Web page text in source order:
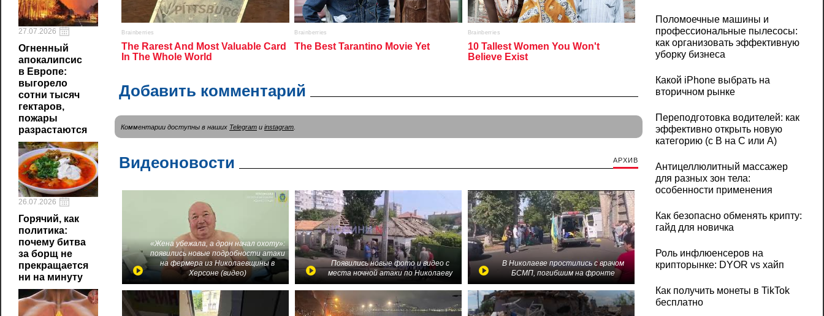
27.07.2026
Огненный
апокалипсис
в Европе:
выгорело
сотни тысяч
гектаров,
пожары
разрастаются
26.07.2026
Горячий, как
политика:
почему битва
за борщ не
прекращается
ни на минуту
Добавить комментарий
Комментарии доступны в наших Telegram и instagram
Видеоновости АРХИВ
«Жена убежала, а дрон начал охоту»:
появились новые подробности атаки
на фермера из Николаевщины в
Херсоне (видео)
Появились новые фото и видео с
места ночной атаки по Николаеву
В Николаеве простились с врачом
БСМП, погибшим на фронте
Поломоечные машины и
профессиональные пылесосы:
как организовать эффективную
уборку бизнеса
Какой iPhone выбрать на
вторичном рынке
Переподготовка водителей: как
эффективно открыть новую
категорию (с B на C или А)
Антицеллюлитный массажер
для разных зон тела:
особенности применения
Как безопасно обменять крипту:
гайд для новичка
Роль инфлюенсеров на
крипторынке: DYOR vs хайп
Как получить монеты в TikTok
бесплатно